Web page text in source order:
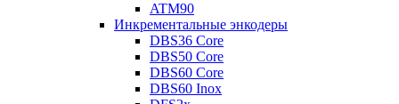
ATM90
Инкрементальные энкодеры
DBS36 Core
DBS50 Core
DBS60 Core
DBS60 Inox